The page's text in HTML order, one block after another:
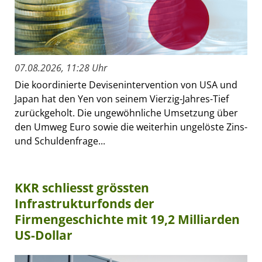
07.08.2026, 11:28 Uhr
Die koordinierte Devisenintervention von USA und
Japan hat den Yen von seinem Vierzig-Jahres-Tief
zurückgeholt. Die ungewöhnliche Umsetzung über
den Umweg Euro sowie die weiterhin ungelöste Zins-
und Schuldenfrage...
KKR schliesst grössten
Infrastrukturfonds der
Firmengeschichte mit 19,2 Milliarden
US-Dollar